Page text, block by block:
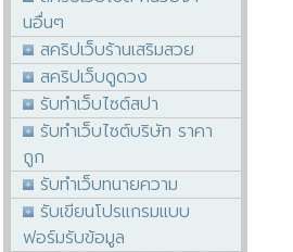
นอื่นๆ
สคริปเว็บร้านเสริมสวย
สคริปเว็บดูดวง
รับทำเว็บไซต์สปา
รับทำเว็บไซต์บริษัท ราคา
ถูก
รับทำเว็บทนายความ
รับเขียนโปรแกรมแบบ
ฟอร์มรับข้อมูล